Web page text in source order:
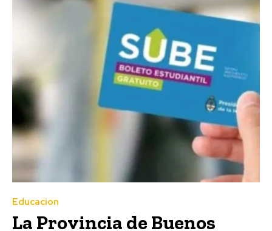
Educacion
La Provincia de Buenos